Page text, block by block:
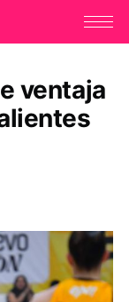
ventaja